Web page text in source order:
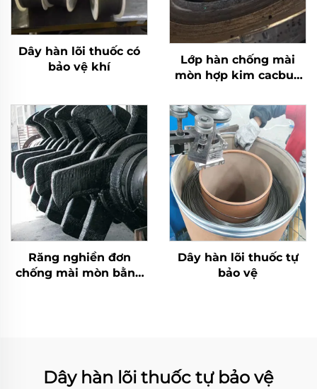
Dây hàn lõi thuốc có
bảo vệ khí
Lớp hàn chống mài
mòn hợp kim cacbua
Răng nghiền đơn
chống mài mòn bằng
Dây hàn lõi thuốc tự
bảo vệ
Dây hàn lõi thuốc tự bảo vệ